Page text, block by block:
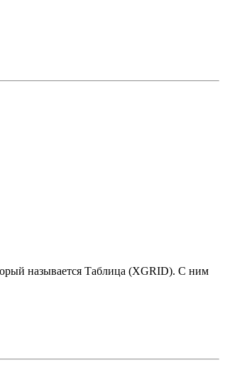
называется Таблица (XGRID). С ним